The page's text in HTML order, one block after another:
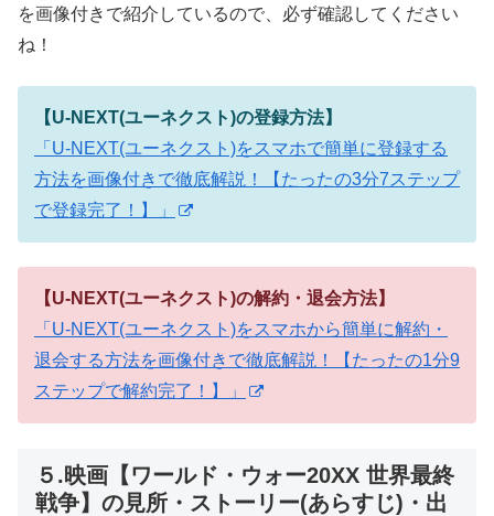
を画像付きで紹介しているので、必ず確認してください
ね！
【U-NEXT(ユーネクスト)の登録方法】
「U-NEXT(ユーネクスト)をスマホで簡単に登録する
方法を画像付きで徹底解説！【たったの3分7ステップ
で登録完了！】」
【U-NEXT(ユーネクスト)の解約・退会方法】
「U-NEXT(ユーネクスト)をスマホから簡単に解約・
退会する方法を画像付きで徹底解説！【たったの1分9
ステップで解約完了！】」
５.映画【ワールド・ウォー20XX 世界最終
戦争】の見所・ストーリー(あらすじ)・出